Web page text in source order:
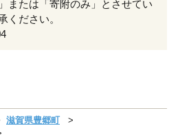
または「寄附のみ」とさせてい
ください。
滋賀県豊郷町